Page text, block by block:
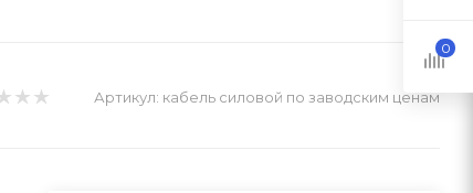
Артикул: кабель силовой по заводским ценам
0